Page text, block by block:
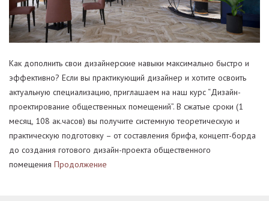
Как дополнить свои дизайнерские навыки максимально быстро и
эффективно? Если вы практикующий дизайнер и хотите освоить
актуальную специализацию, приглашаем на наш курс “Дизайн-
проектирование общественных помещений”. В сжатые сроки (1
месяц, 108 ак.часов) вы получите системную теоретическую и
практическую подготовку – от составления брифа, концепт-борда
до создания готового дизайн-проекта общественного
помещения Продолжение